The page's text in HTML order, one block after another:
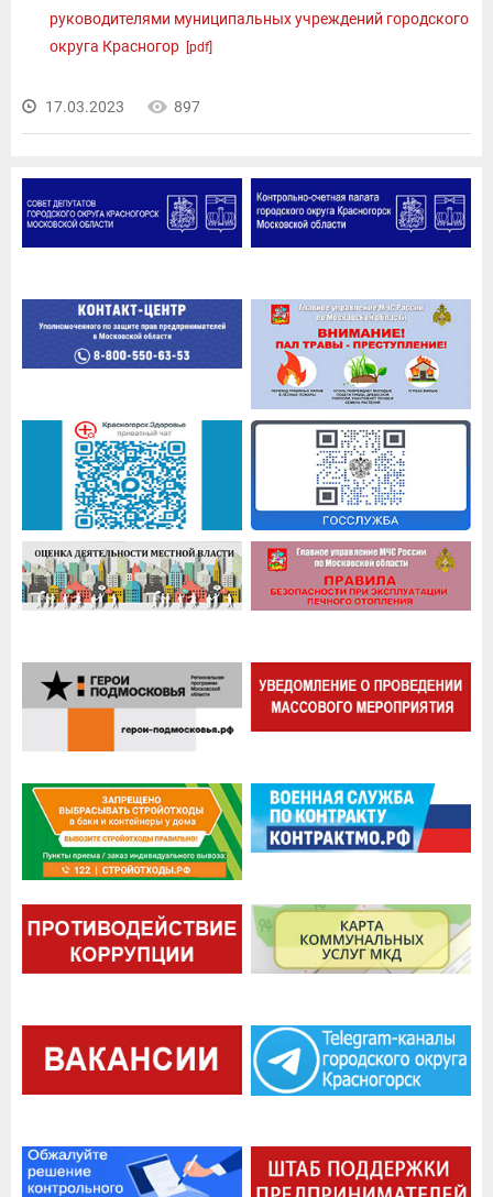
руководителями муниципальных учреждений городского
округа Красногор
[pdf]
17.03.2023 897